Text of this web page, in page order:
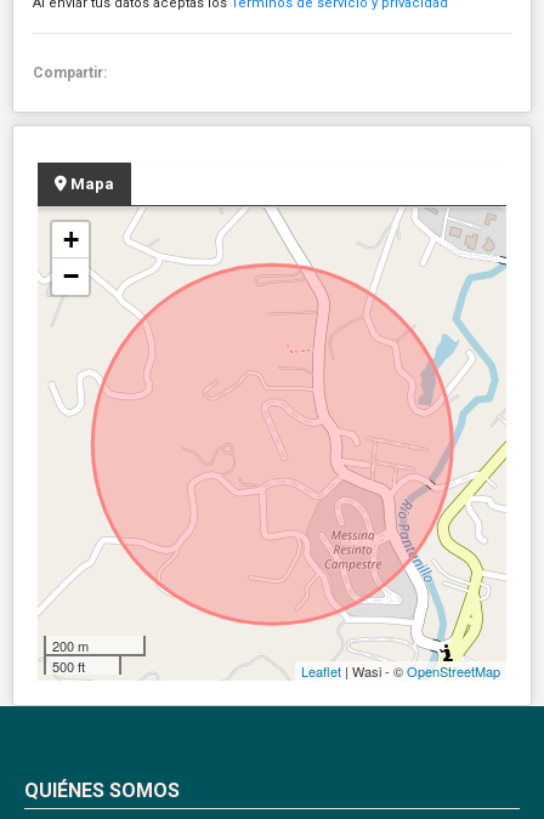
Compartir:
Mapa
+
−
200 m
500 ft
Leaflet | Wasi - ©OpenStreetMap
QUIÉNES SOMOS